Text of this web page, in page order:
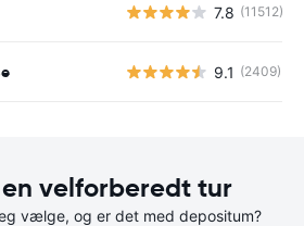
7.8 (11512)
9.1 (2409)
velforberedt tur
vælge, og er det med depositum?